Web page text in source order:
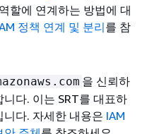
할에 연계하는 방법에 대
정책 연계 및 분리를 참
을 신뢰하
다. 이는 SRT를 대표하
다. 자세한 내용은 IAM